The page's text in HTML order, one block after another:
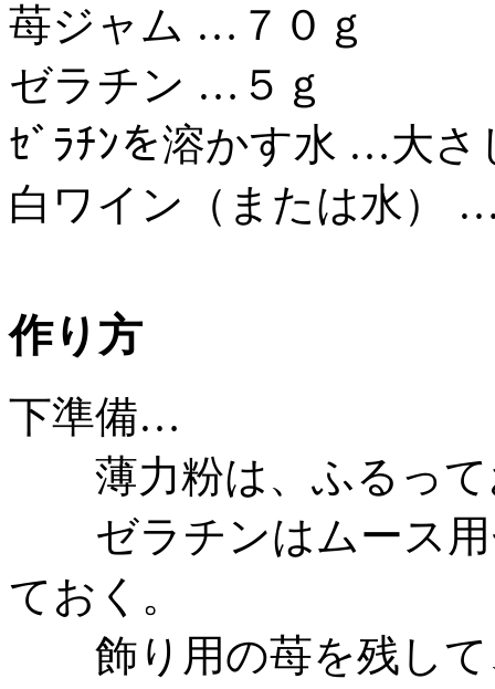
苺ジャム …７０ｇ
ゼラチン …５ｇ
ｾﾞﾗﾁﾝを溶かす水 …大さ
白ワイン（または水）
作り方
下準備…
薄力粉は、ふるって
ゼラチンはムース用
ておく。
飾り用の苺を残して